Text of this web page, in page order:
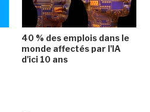
40 % des emplois dans le
monde affectés par l'IA
d'ici 10 ans